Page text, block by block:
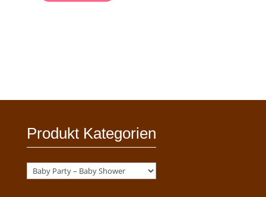
Produkt Kategorien